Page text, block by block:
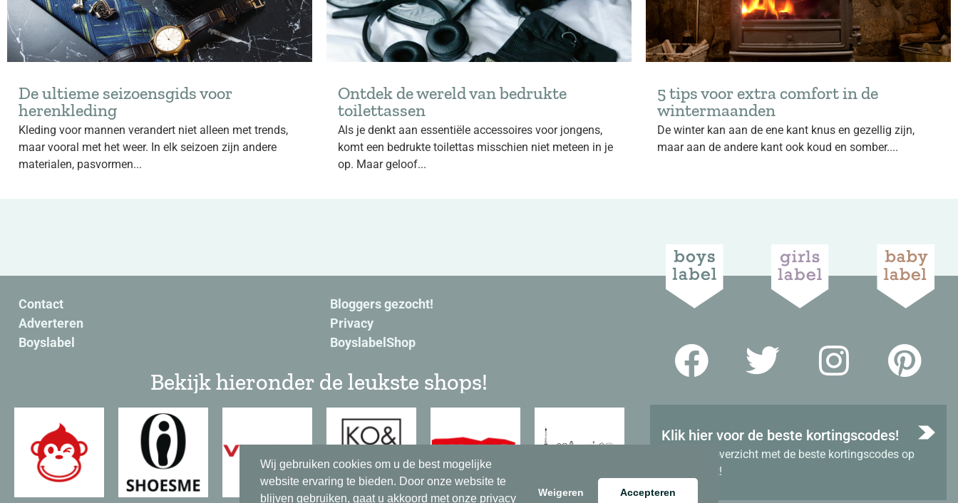
Wij gebruiken cookies om u de best mogelijke
website ervaring te bieden. Door onze website te
blijven gebruiken, gaat u akkoord met onze privacy
Weigeren Accepteren
De ultieme seizoensgids voor
herenkleding
Kleding voor mannen verandert niet alleen met trends,
maar vooral met het weer. In elk seizoen zijn andere
materialen, pasvormen...
Ontdek de wereld van bedrukte
toilettassen
Als je denkt aan essentiële accessoires voor jongens,
komt een bedrukte toilettas misschien niet meteen in je
op. Maar geloof...
5 tips voor extra comfort in de
wintermaanden
De winter kan aan de ene kant knus en gezellig zijn,
maar aan de andere kant ook koud en somber....
Contact
Adverteren
Boyslabel
Bloggers gezocht!
Privacy
BoyslabelShop
Bekijk hieronder de leukste shops!
Klik hier voor de beste kortingscodes!
Bekijk het overzicht met de beste kortingscodes op
dit moment!